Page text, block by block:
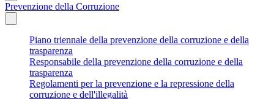
Prevenzione della Corruzione
Piano triennale della prevenzione della corruzione e della
trasparenza
Responsabile della prevenzione della corruzione e della
trasparenza
Regolamenti per la prevenzione e la repressione della
corruzione e dell'illegalità